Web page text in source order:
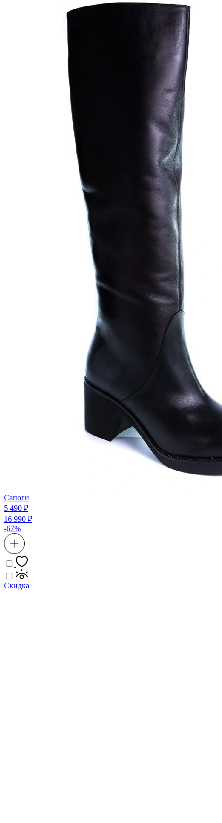
Сапоги
5 490 ₽
16 990 ₽
-67%
Скидка